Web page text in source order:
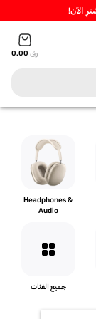
رق 0.00
Headphones &
Audio
grid_view
جميع الفئات